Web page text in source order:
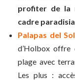
profiter de la
cadre
Palapas del
d’Holbox offre
plage avec
Les plus :